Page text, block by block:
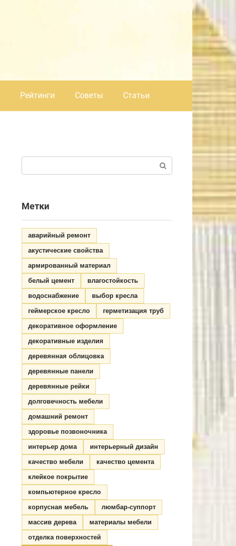
Рейтинги Советы Статьи
Метки
аварийный ремонт
акустические свойства
армированный материал
белый цемент
влагостойкость
водоснабжение
выбор кресла
геймерское кресло
герметизация труб
декоративное оформление
декоративные изделия
деревянная облицовка
деревянные панели
деревянные рейки
долговечность мебели
домашний ремонт
здоровье позвоночника
интерьер дома
интерьерный дизайн
качество мебели
качество цемента
клейкое покрытие
компьютерное кресло
корпусная мебель
люмбар-суппорт
массив дерева
материалы мебели
отделка поверхностей